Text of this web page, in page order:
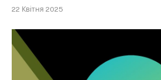
22 Квітня 2025